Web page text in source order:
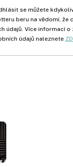
se můžete
beru na vědomí, že
údajů. Více informací o
údajů naleznete